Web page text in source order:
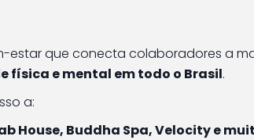
estar que conecta colaboradores a
física e mental em todo o Brasil.
a:
House, Buddha Spa, Velocity e